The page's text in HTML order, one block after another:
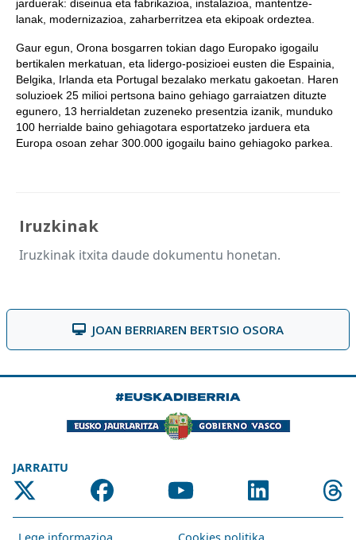
jarduerak: diseinua eta fabrikazioa, instalazioa, mantentze-
lanak, modernizazioa, zaharberritzea eta ekipoak ordeztea.
Gaur egun, Orona bosgarren tokian dago Europako igogailu
bertikalen merkatuan, eta lidergo-posizioei eusten die Espainia,
Belgika, Irlanda eta Portugal bezalako merkatu gakoetan. Haren
soluzioek 25 milioi pertsona baino gehiago garraiatzen dituzte
egunero, 13 herrialdetan zuzeneko presentzia izanik, munduko
100 herrialde baino gehiagotara esportatzeko jarduera eta
Europa osoan zehar 300.000 igogailu baino gehiagoko parkea.
Iruzkinak
Iruzkinak itxita daude dokumentu honetan.
JOAN BERRIAREN BERTSIO OSORA
JARRAITU